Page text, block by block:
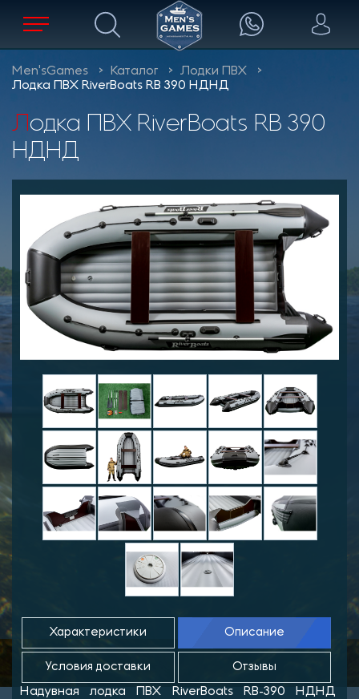
Men'sGames Каталог
Лодки ПВХ
Лодка ПВХ RiverBoats RB 390 НДНД
Лодка ПВХ RiverBoats RB 390
НДНД
Характеристики Описание
Условия доставки Отзывы
Надувная лодка ПВХ RiverBoats RB-390 НДНД